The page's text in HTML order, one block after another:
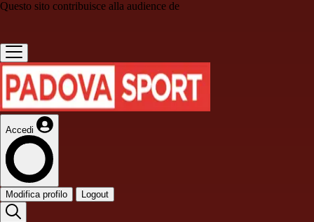
Questo sito contribuisce alla audience de
Accedi
Modifica profilo Logout